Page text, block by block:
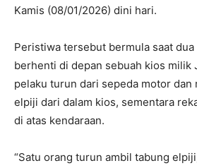
Kamis (08/01/2026) dini hari.
Peristiwa tersebut bermula saat
berhenti di depan sebuah kios milik
pelaku turun dari sepeda motor dan
elpiji dari dalam kios, sementara
di atas kendaraan.
“Satu orang turun ambil tabung